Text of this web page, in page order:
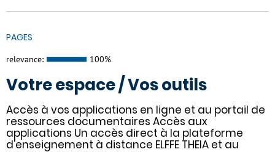
PAGES
relevance: 100%
Votre espace / Vos outils
Accès à vos applications en ligne et au portail de
ressources documentaires Accès aux
applications Un accès direct à la plateforme
d'enseignement à distance ELFFE THEIA et au